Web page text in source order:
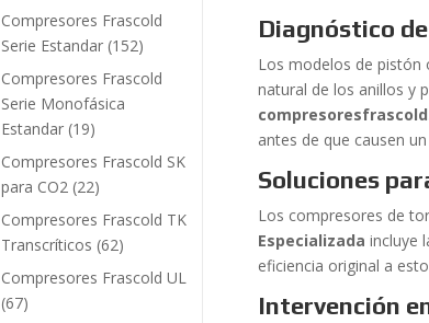
Diagnóstico
Los modelos de pistón
natural de los anillos y
antes de que causen
Soluciones
Los compresores de
Especializada incluye
eficiencia original a
Intervención
Compresores Frascold
Serie Estandar (152)
Compresores Frascold
Serie Monofásica
Estandar (19)
Compresores Frascold SK
para CO2 (22)
Compresores Frascold TK
Transcríticos (62)
Compresores Frascold UL
(67)